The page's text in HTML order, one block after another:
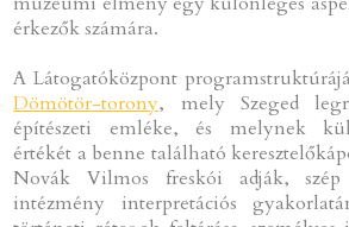
érkezők számára.
A Látogatóközpont
Dömötör-torony, mely Szeged
építészeti emléke, és melynek
értékét a benne található
Novák Vilmos freskói adják, szép
intézmény interpretációs